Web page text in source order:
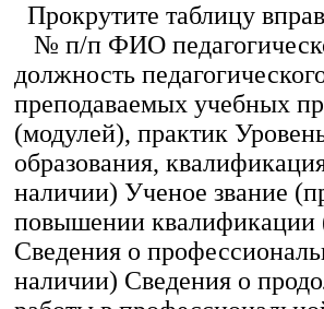
Прокрутите таблицу
№ п/п ФИО
должность
преподаваемых учебных
(модулей), практик
образования,
наличии) Ученое звание
повышении квалификации
Сведения о
наличии) Сведения о